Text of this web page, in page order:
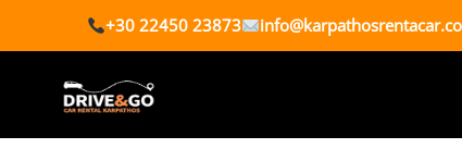
+30 22450 23873